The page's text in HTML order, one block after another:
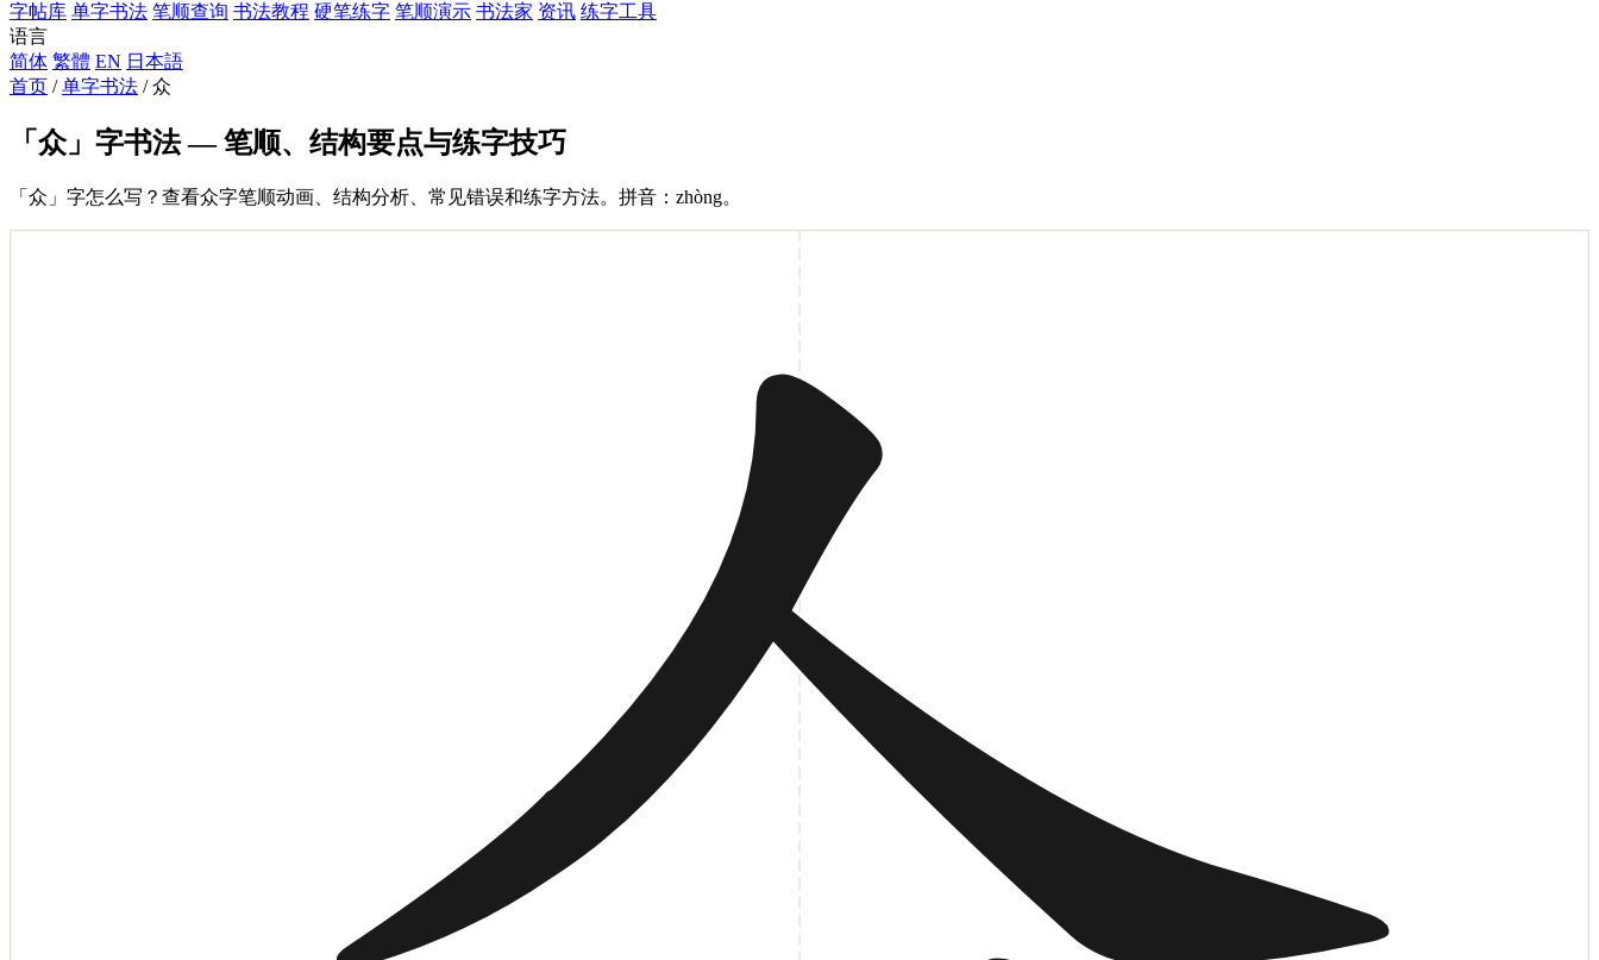
字帖库 单字书法 笔顺查询 书法教程 硬笔练字 笔顺演示 书法家 资讯 练字工具
语言
简体 繁體 EN 日本語
首页 / 单字书法 / 众
「众」字书法 — 笔顺、结构要点与练字技巧
「众」字怎么写？查看众字笔顺动画、结构分析、常见错误和练字方法。拼音：zhòng。